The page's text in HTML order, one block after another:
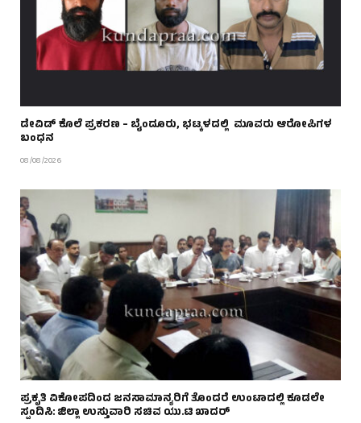
ಡೇವಿಡ್ ಕೊಲೆ ಪ್ರಕರಣ – ಬೈಂದೂರು, ಭಟ್ಕಳದಲ್ಲಿ ಮೂವರು ಆರೋಪಿಗಳ
ಬಂಧನ
08/08/2026
ಪ್ರಕೃತಿ ವಿಕೋಪದಿಂದ ಜನಸಾಮಾನ್ಯರಿಗೆ ತೊಂದರೆ ಉಂಟಾದಲ್ಲಿ ಕೂಡಲೇ
ಸ್ಪಂದಿಸಿ: ಜಿಲ್ಲಾ ಉಸ್ತುವಾರಿ ಸಚಿವ ಯು.ಟಿ ಖಾದರ್